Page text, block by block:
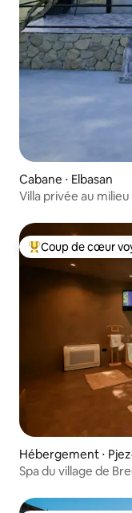
Cabane ⋅ Elbasan
Villa privée au
Coups de cœur
Coup de cœur
Hébergement ⋅
Spa du village de